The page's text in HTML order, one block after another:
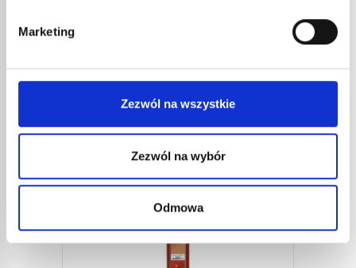
Marketing
Zezwól na wszystkie
Zezwól na wybór
Odmowa
nr kat.:
REFERENCJE